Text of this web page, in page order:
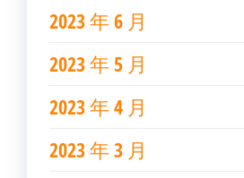
2023 年 6 月
2023 年 5 月
2023 年 4 月
2023 年 3 月